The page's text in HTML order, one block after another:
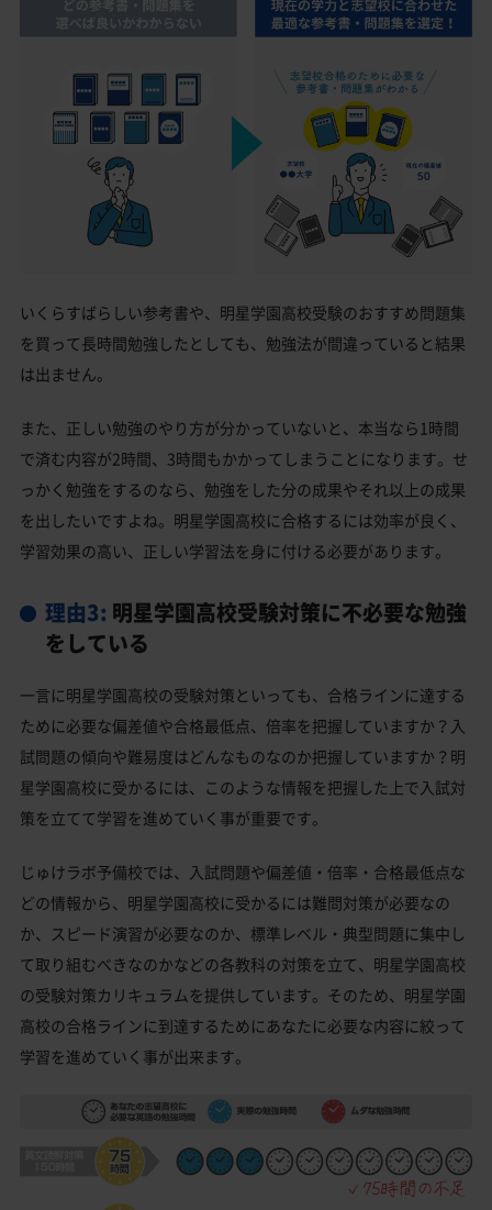
いくらすばらしい参考書や、明星学園高校受験のおすすめ問題集
を買って長時間勉強したとしても、勉強法が間違っていると結果
は出ません。
また、正しい勉強のやり方が分かっていないと、本当なら1時間
で済む内容が2時間、3時間もかかってしまうことになります。せ
っかく勉強をするのなら、勉強をした分の成果やそれ以上の成果
を出したいですよね。明星学園高校に合格するには効率が良く、
学習効果の高い、正しい学習法を身に付ける必要があります。
理由3: 明星学園高校受験対策に不必要な勉強
をしている
一言に明星学園高校の受験対策といっても、合格ラインに達する
ために必要な偏差値や合格最低点、倍率を把握していますか？入
試問題の傾向や難易度はどんなものなのか把握していますか？明
星学園高校に受かるには、このような情報を把握した上で入試対
策を立てて学習を進めていく事が重要です。
じゅけラボ予備校では、入試問題や偏差値・倍率・合格最低点な
どの情報から、明星学園高校に受かるには難問対策が必要なの
か、スピード演習が必要なのか、標準レベル・典型問題に集中し
て取り組むべきなのかなどの各教科の対策を立て、明星学園高校
の受験対策カリキュラムを提供しています。そのため、明星学園
高校の合格ラインに到達するためにあなたに必要な内容に絞って
学習を進めていく事が出来ます。